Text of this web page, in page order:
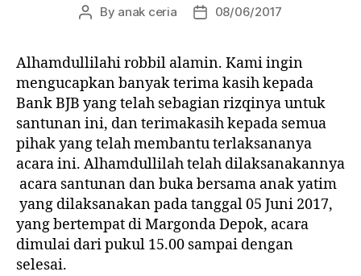
Post
By anak ceria
Post08/06/2017
Alhamdullilahi robbil alamin. Kami ingin
mengucapkan banyak terima kasih kepada
Bank BJB yang telah sebagian rizqinya untuk
santunan ini, dan terimakasih kepada semua
pihak yang telah membantu terlaksananya
acara ini. Alhamdullilah telah dilaksanakannya
acara santunan dan buka bersama anak yatim
yang dilaksanakan pada tanggal 05 Juni 2017,
yang bertempat di Margonda Depok, acara
dimulai dari pukul 15.00 sampai dengan
selesai.